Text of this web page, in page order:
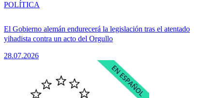
El Gobierno alemán endurecerá la legislación tras el atentado
yihadista contra un acto del Orgullo
28.07.2026
POLÍTICA